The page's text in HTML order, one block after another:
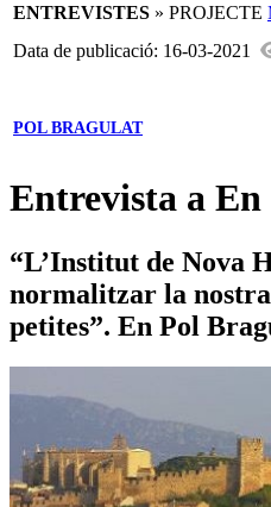
ENTREVISTES » PROJECTE
Data de publicació: 16-03-2021
POL BRAGULAT
Entrevista a
“L’Institut de Nova
normalitzar la
petites”. En Pol